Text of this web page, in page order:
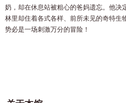
奶，却在休息站被粗心的爸妈遗忘。他决
林里却住着各式各样、前所未见的奇特
势必是一场刺激万分的冒险！